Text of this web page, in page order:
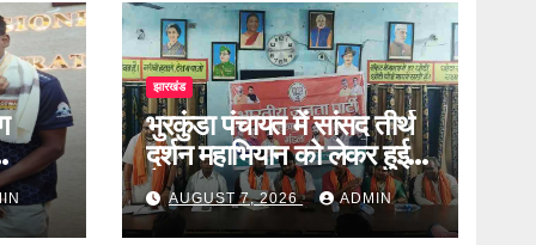
झारखंड
भुरकुंडा पंचायत में सांसद तीर्थ
दर्शन महाभियान को लेकर हुई
बैठकAUGUST 7, 2026 ADMIN